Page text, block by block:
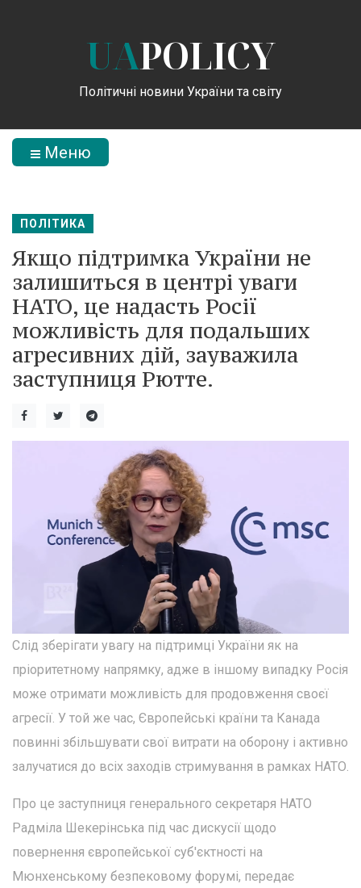
UAPOLICY
Політичні новини України та світу
Меню
ПОЛІТИКА
Якщо підтримка України не
залишиться в центрі уваги
НАТО, це надасть Росії
можливість для подальших
агресивних дій, зауважила
заступниця Рютте.
Слід зберігати увагу на підтримці України як на
пріоритетному напрямку, адже в іншому випадку Росія
може отримати можливість для продовження своєї
агресії. У той же час, Європейські країни та Канада
повинні збільшувати свої витрати на оборону і активно
залучатися до всіх заходів стримування в рамках НАТО.
Про це заступниця генерального секретаря НАТО
Радміла Шекерінська під час дискусії щодо
повернення європейської суб'єктності на
Мюнхенському безпековому форумі, передає